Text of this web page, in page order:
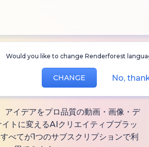
Would you like to change Renderforest
CHANGE No,
に作れるAI動
画像と音声
イデアをプロ品質の動画・画像・デ
トに変えるAIクリエイティブプラッ
べてが1つのサブスクリプションで利